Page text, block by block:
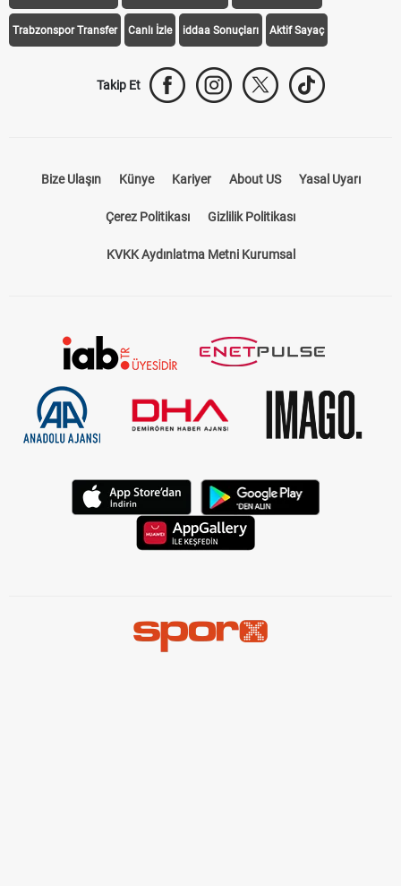
Trabzonspor Transfer Canlı İzle iddaa Sonuçları Aktif Sayaç
Takip Et
Bize Ulaşın Künye Kariyer About US Yasal Uyarı
Çerez Politikası Gizlilik Politikası
KVKK Aydınlatma Metni Kurumsal